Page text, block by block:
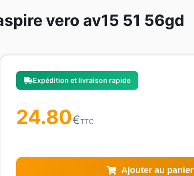
vero av15 51 56gd
Expédition et livraison rapide
24.80€TTC
Ajouter au panier